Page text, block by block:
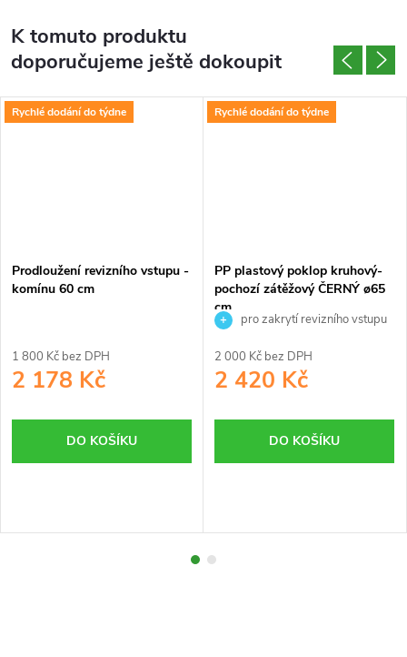
K tomuto produktu
doporučujeme ještě dokoupit
Rychlé dodání do týdne
Prodloužení revizního vstupu -
komínu 60 cm
1 800 Kč bez DPH
2 178 Kč
DO KOŠÍKU
Rychlé dodání do týdne
PP plastový poklop kruhový-
pochozí zátěžový ČERNÝ ø65
cm
pro zakrytí revizního vstupu
2 000 Kč bez DPH
2 420 Kč
DO KOŠÍKU